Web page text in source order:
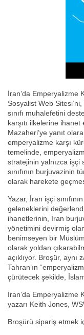
İran’da Emperyalizme
Sosyalist Web
sınıfı muhalefetini
karşıtı ilkelerine
Mazaheri’ye yanıt
emperyalizme karşı
temelinde,
stratejinin yalnızca işçi
sınıfının burjuvazinin
olarak harekete
Yazar, İran işçi
geleneklerini
ihanetlerinin, İran
yönetimini devirmiş
benimseyen bir
olarak yoldan
açıklıyor. Broşür, aynı
Tahran’ın
çürütecek şekilde,
İran’da Emperyalizme
yazarı Keith Jones,
Broşürü sipariş etmek